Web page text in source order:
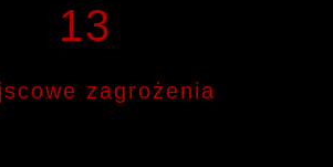
13
zagrożenia